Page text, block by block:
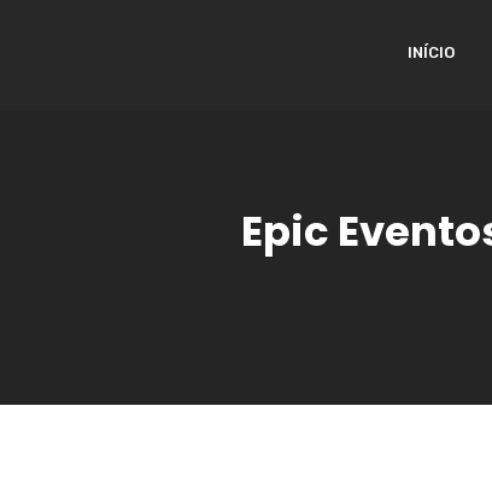
INÍCIO
Epic